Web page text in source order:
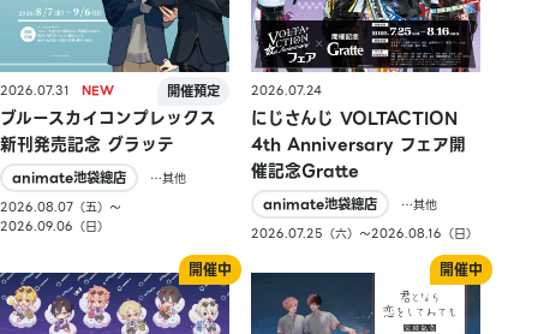
2026.07.31
ブルースカイコンプレックス
新刊発売記念 グラッテ
animate池袋總店
…其他
2026.08.07（五）〜
2026.09.06（日）
2026.07.24
にじさんじ VOLTACTION
4th Anniversary フェア開
催記念Gratte
animate池袋總店
…其他
2026.07.25（六）〜2026.08.16（日）